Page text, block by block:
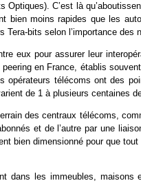
C’est là
bien moins rapides que les
bits selon l’importance
eux pour assurer leur
en France, établis
télécoms ont des
de 1 à plusieurs centaines
des centraux télécoms,
et de l’autre par une
bien dimensionné pour que
dans les immeubles,